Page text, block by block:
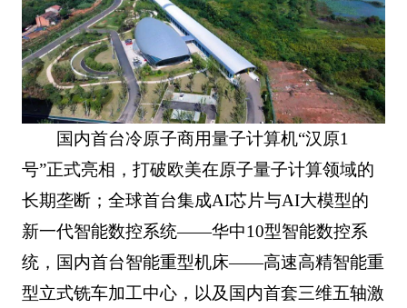
国内首台冷原子商用量子计算机“汉原1
号”正式亮相，打破欧美在原子量子计算领域的
长期垄断；全球首台集成AI芯片与AI大模型的
新一代智能数控系统——华中10型智能数控系
统，国内首台智能重型机床——高速高精智能重
型立式铣车加工中心，以及国内首套三维五轴激